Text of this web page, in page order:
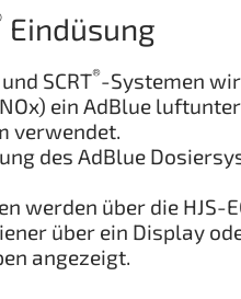
Eindüsung
SCRT®-Systemen
ein AdBlue
verwendet.
des AdBlue
werden über die HJS-
über ein Display
angezeigt.